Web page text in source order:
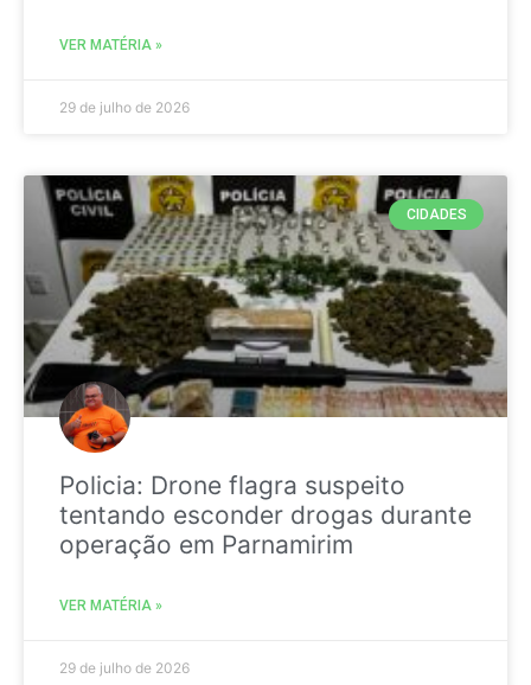
VER MATÉRIA »
29 de julho de 2026
CIDADES
Policia: Drone flagra suspeito
tentando esconder drogas durante
operação em Parnamirim
VER MATÉRIA »
29 de julho de 2026